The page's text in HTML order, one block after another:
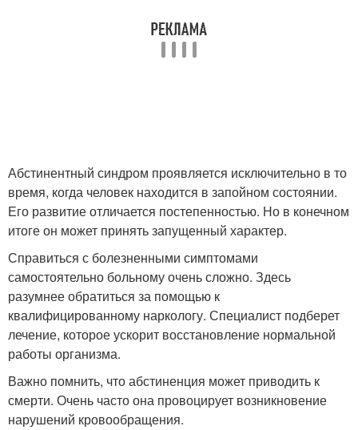
Абстинентный синдром проявляется исключительно в то
время, когда человек находится в запойном состоянии.
Его развитие отличается постепенностью. Но в конечном
итоге он может принять запущенный характер.
Справиться с болезненными симптомами
самостоятельно больному очень сложно. Здесь
разумнее обратиться за помощью к
квалифицированному наркологу. Специалист подберет
лечение, которое ускорит восстановление нормальной
работы организма.
Важно помнить, что абстиненция может приводить к
смерти. Очень часто она провоцирует возникновение
нарушений кровообращения.